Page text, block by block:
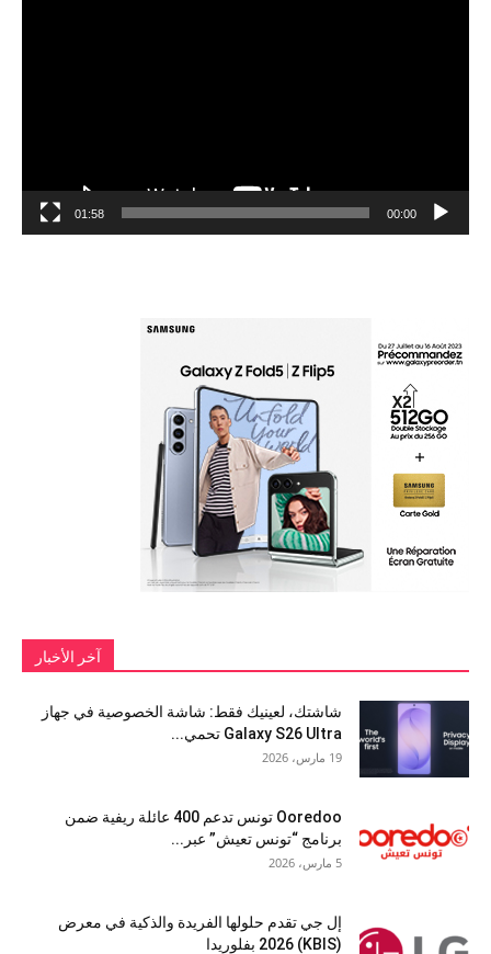
00:00
01:58
آخر الأخبار
شاشتك، لعينيك فقط: شاشة الخصوصية في جهاز
Galaxy S26 Ultra تحمي...
19 مارس، 2026
Ooredoo تونس تدعم 400 عائلة ريفية ضمن
برنامج “تونس تعيش” عبر...
5 مارس، 2026
إل جي تقدم حلولها الفريدة والذكية في معرض
(KBIS) 2026 بفلوريدا